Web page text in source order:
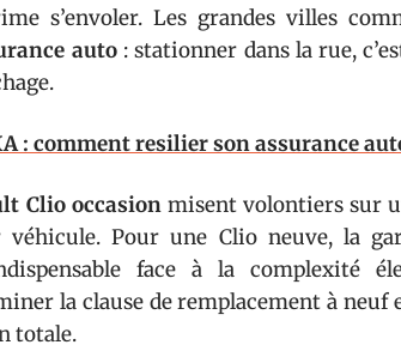
s’envoler. Les grandes villes
auto: stationner dans la rue,
: comment resilier son assurance
Clio occasionmisent volontiers sur
Pour une Clio neuve, la
face à la complexité
la clause de remplacement à
totale.